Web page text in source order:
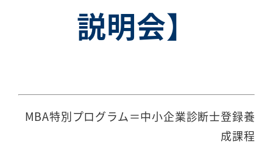
説明会】
MBA特別プログラム＝中小企業診断士登録養
成課程